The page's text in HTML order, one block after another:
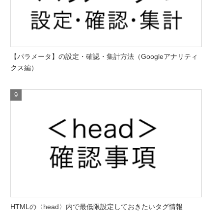
【パラメータ】の設定・確認・集計方法（Googleアナリティ
クス編）
HTMLの〈head〉内で最低限設定しておきたいタグ情報